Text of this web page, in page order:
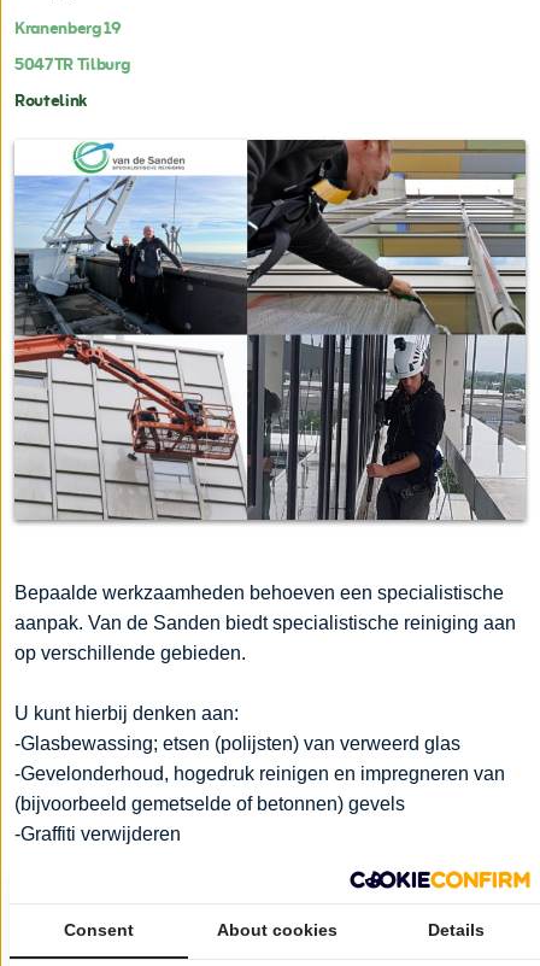
Kranenberg 19
5047TRTilburg
Routelink
Bepaalde werkzaamheden behoeven een specialistische
aanpak. Van de Sanden biedt specialistische reiniging aan
op verschillende gebieden.
U kunt hierbij denken aan:
-Glasbewassing; etsen (polijsten) van verweerd glas
-Gevelonderhoud, hogedruk reinigen en impregneren van
(bijvoorbeeld gemetselde of betonnen) gevels
-Graffiti verwijderen
-Vloerreiniging; strippen en in de was zetten van vloeren
-Reinigen van natuursteen vloeren
Consent About cookies Details